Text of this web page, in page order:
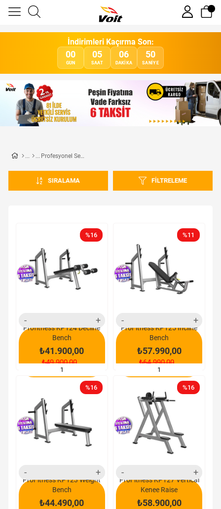
İndirimleri Kaçırma Son:
00
GÜN
05
SAAT
06
DAKIKA
50
SANIYE
Profesyonel Sehpalar
FILTRELEME
SIRALAMA
Profitness KP124 Decline
Bench
₺41.900,00
₺49.900,00
SEPETE EKLE
%16
yeni
ürün
ProFitness KP125 İncline
Bench
₺57.990,00
₺64.990,00
SEPETE EKLE
%11
yeni
ürün
ProFitness KP123 Weight
Bench
₺44.490,00
%16
yeni
ürün
ProFitness KP127 Vertical
Kenee Raise
₺58.900,00
%16
yeni
ürün